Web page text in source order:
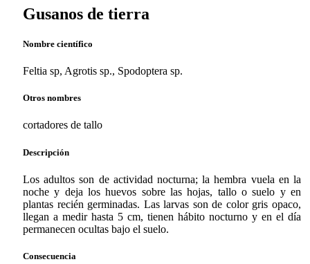
Gusanos de tierra
Nombre científico
Feltia sp, Agrotis sp., Spodoptera sp.
Otros nombres
cortadores de tallo
Descripción
Los adultos son de actividad nocturna; la hembra vuela en la
noche y deja los huevos sobre las hojas, tallo o suelo y en
plantas recién germinadas. Las larvas son de color gris opaco,
llegan a medir hasta 5 cm, tienen hábito nocturno y en el día
permanecen ocultas bajo el suelo.
Consecuencia